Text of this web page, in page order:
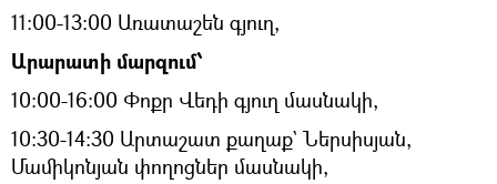
11:00-13:00 Առատաշեն գյուղ,
Արարատի մարզում՝
10։00-16։00 Փոքր Վեդի գյուղ մասնակի,
10:30-14:30 Արտաշատ քաղաք` Ներսիսյան,
Մամիկոնյան փողոցներ մասնակի,